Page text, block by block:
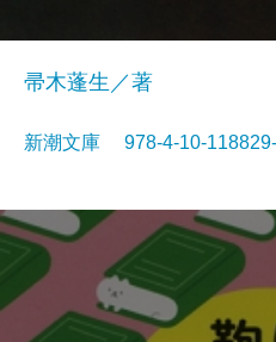
帚木蓬生／著
新潮文庫 978-4-10-